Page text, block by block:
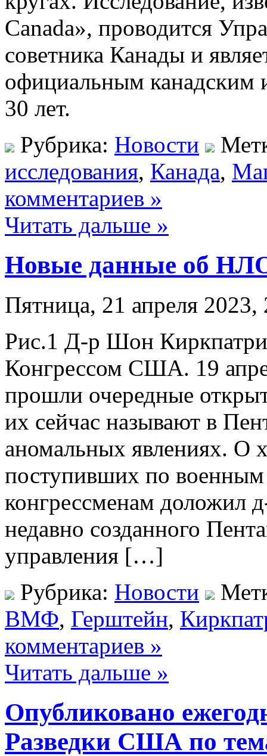
Canada», проводится
советника Канады и
официальным канадским
30 лет.
Рубрика: Новости
исследования, Канада,
комментариев »
Читать дальше »
Новые данные об
Пятница, 21 апреля 2023,
Рис.1 Д-р Шон
Конгрессом США. 19
прошли очередные
их сейчас называют в
аномальных явлениях. О
поступивших по военным
конгрессменам доложил
недавно созданного
управления […]
Рубрика: Новости
ВМФ, Герштейн,
комментариев »
Читать дальше »
Опубликовано
Разведки США по